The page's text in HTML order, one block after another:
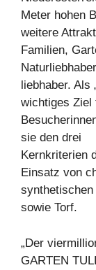
Meter hohen
weitere
Familien,
liebhaber. Als
wichtiges Ziel
sie den drei
Kernkriterien
Einsatz von
sowie Torf.
„Der
GARTEN